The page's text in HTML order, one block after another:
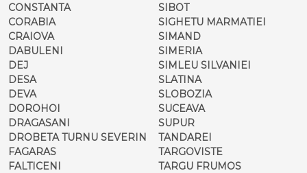
CONSTANTA
CORABIA
CRAIOVA
DABULENI
DEJ
DESA
DEVA
DOROHOI
DRAGASANI
DROBETA TURNU SEVERIN
FAGARAS
FALTICENI
SIBOT
SIGHETU MARMATIEI
SIMAND
SIMERIA
SIMLEU SILVANIEI
SLATINA
SLOBOZIA
SUCEAVA
SUPUR
TANDAREI
TARGOVISTE
TARGU FRUMOS